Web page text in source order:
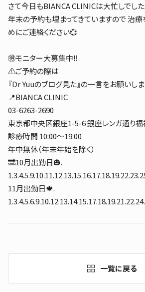
さて今日もBIANCA CLINICは大忙しでし
年末の予約も埋まってきていますので 治
めにご連絡ください💞
🉐モニター大募集中‼️
⚠️ご予約の際は
『Dr Yuuのブログ見た』の一言をお願いしま
📍BIANCA CLINIC
03-6263-2690
東京都中央区銀座1-5-6 銀座レンガ通り福
診療時間 10:00〜19:00
年中無休（年末年始を除く）
🔜10月出勤日🎃.
11月出勤日🍁.
一覧に戻る